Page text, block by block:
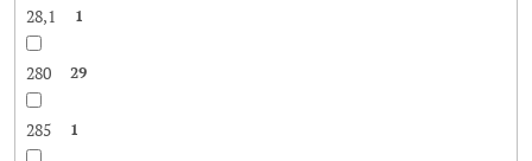
28,1 1
280 29
285 1